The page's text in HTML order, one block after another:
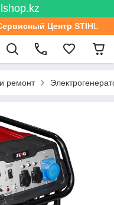
Центр STIHL
ремонт